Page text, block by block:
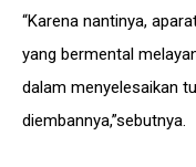
“Karena nantinya,
yang bermental
dalam menyelesaikan
diembannya,”sebutnya.